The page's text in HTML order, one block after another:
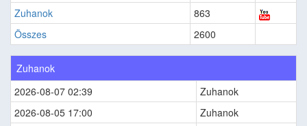
Zuhanok
863
Összes
2600
Zuhanok
2026-08-07 02:39
Zuhanok
2026-08-05 17:00
Zuhanok